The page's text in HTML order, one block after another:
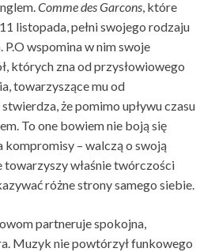
Comme des Garcons, które
listopada, pełni swojego rodzaju
wspomina w nim swoje
których zna od przysłowiowego
towarzyszące mu od
że pomimo upływu czasu
To one bowiem nie boją się
kompromisy – walczą o swoją
towarzyszy właśnie twórczości
różne strony samego siebie.
partneruje spokojna,
Muzyk nie powtórzył funkowego